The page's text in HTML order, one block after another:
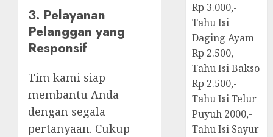
3. Pelayanan
Pelanggan yang
Responsif
Tim kami siap
membantu Anda
dengan segala
pertanyaan. Cukup
Rp 3.000,-
Tahu Isi
Daging Ayam
Rp 2.500,-
Tahu Isi Bakso
Rp 2.500,-
Tahu Isi Telur
Puyuh 2000,-
Tahu Isi Sayur